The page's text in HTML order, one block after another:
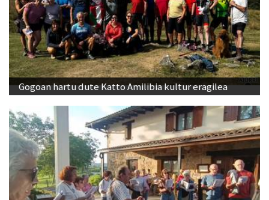
Gogoan hartu dute Katto Amilibia kultur eragilea